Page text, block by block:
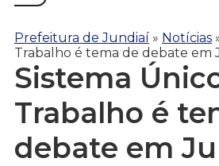
Prefeitura de Jundiaí » Notícias
Trabalho é tema de debate em
Sistema
Trabalho é
debate em